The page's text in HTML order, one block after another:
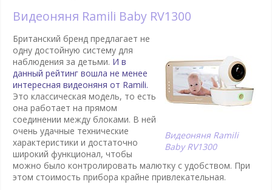
Видеоняня Ramili Baby RV1300
Видеоняня Ramili
Baby RV1300
Британский бренд предлагает не
одну достойную систему для
наблюдения за детьми. И в
данный рейтинг вошла не менее
интересная видеоняня от Ramili.
Это классическая модель, то есть
она работает на прямом
соединении между блоками. В ней
очень удачные технические
характеристики и достаточно
широкий функционал, чтобы
можно было контролировать малютку с удобством. При
этом стоимость прибора крайне привлекательная.